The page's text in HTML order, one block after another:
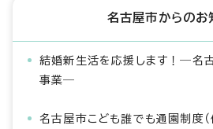
名古屋市からのお
結婚新生活を応援します！―名
事業―
名古屋市こども誰でも通園制度